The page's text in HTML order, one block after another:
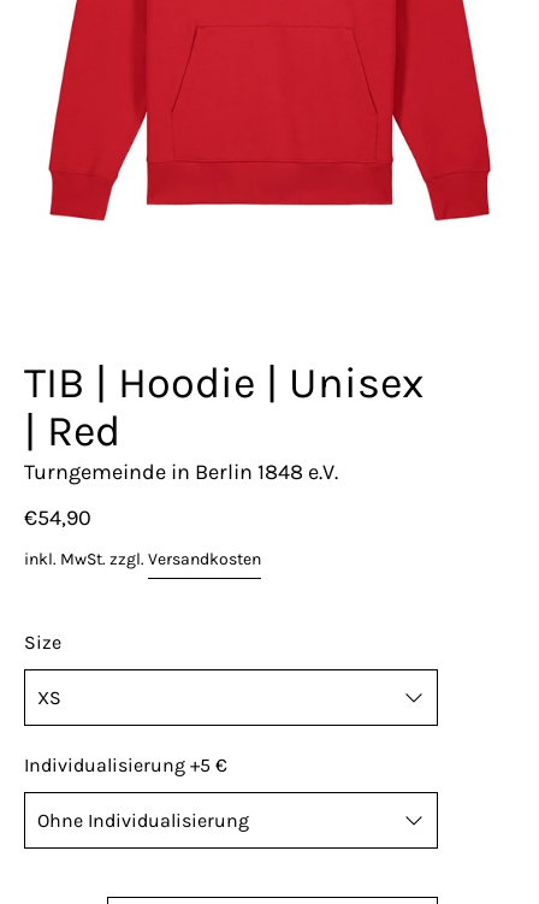
TIB | Hoodie | Unisex
| Red
Turngemeinde in Berlin 1848 e.V.
€54,90
inkl. MwSt. zzgl. Versandkosten
Size
Individualisierung +5 €